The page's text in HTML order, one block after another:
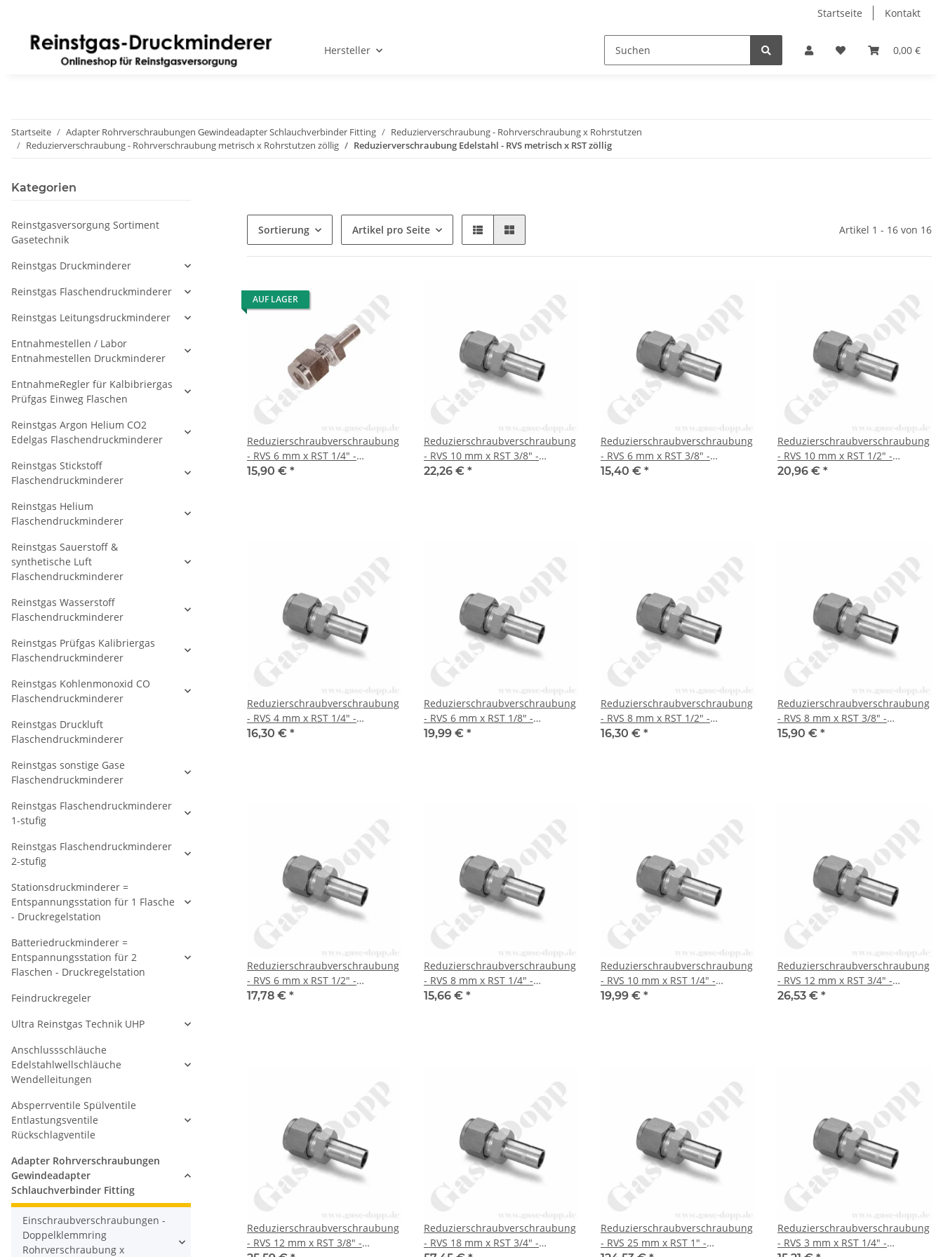
Startseite Kontakt
0,00 €
Hersteller
Startseite Adapter Rohrverschraubungen Gewindeadapter Schlauchverbinder Fitting
Reduzierverschraubung - Rohrverschraubung x Rohrstutzen
Reduzierverschraubung - Rohrverschraubung metrisch x Rohrstutzen zöllig
Reduzierverschraubung Edelstahl - RVS metrisch x RST zöllig
Sortierung Artikel pro Seite Artikel 1 - 16 von 16
AUF LAGER
Reduzierschraubverschraubung
- RVS 6 mm x RST 1/4" -
Doppelklemmring
15,90 € *
Reduzierschraubverschraubung
- RVS 10 mm x RST 3/8" -
Doppelklemmring
22,26 € *
Reduzierschraubverschraubung
- RVS 6 mm x RST 3/8" -
Doppelklemmring
15,40 € *
Reduzierschraubverschraubung
- RVS 10 mm x RST 1/2" -
Doppelklemmring
20,96 € *
Reduzierschraubverschraubung
- RVS 4 mm x RST 1/4" -
Doppelklemmring
16,30 € *
Reduzierschraubverschraubung
- RVS 6 mm x RST 1/8" -
Doppelklemmring
19,99 € *
Reduzierschraubverschraubung
- RVS 8 mm x RST 1/2" -
Doppelklemmring
16,30 € *
Reduzierschraubverschraubung
- RVS 8 mm x RST 3/8" -
Doppelklemmring
15,90 € *
Reduzierschraubverschraubung
- RVS 6 mm x RST 1/2" -
Doppelklemmring
17,78 € *
Reduzierschraubverschraubung
- RVS 8 mm x RST 1/4" -
Doppelklemmring
15,66 € *
Reduzierschraubverschraubung
- RVS 10 mm x RST 1/4" -
Doppelklemmring
19,99 € *
Reduzierschraubverschraubung
- RVS 12 mm x RST 3/4" -
Doppelklemmring
26,53 € *
Reduzierschraubverschraubung
- RVS 12 mm x RST 3/8" -
Reduzierschraubverschraubung
- RVS 18 mm x RST 3/4" -
Reduzierschraubverschraubung
- RVS 25 mm x RST 1" -
Reduzierschraubverschraubung
- RVS 3 mm x RST 1/4" -
Kategorien
Reinstgasversorgung Sortiment
Gasetechnik
Reinstgas Druckminderer
Reinstgas Flaschendruckminderer
Reinstgas Leitungsdruckminderer
Entnahmestellen / Labor
Entnahmestellen Druckminderer
EntnahmeRegler für Kalbibriergas
Prüfgas Einweg Flaschen
Reinstgas Argon Helium CO2
Edelgas Flaschendruckminderer
Reinstgas Stickstoff
Flaschendruckminderer
Reinstgas Helium
Flaschendruckminderer
Reinstgas Sauerstoff &
synthetische Luft
Flaschendruckminderer
Reinstgas Wasserstoff
Flaschendruckminderer
Reinstgas Prüfgas Kalibriergas
Flaschendruckminderer
Reinstgas Kohlenmonoxid CO
Flaschendruckminderer
Reinstgas Druckluft
Flaschendruckminderer
Reinstgas sonstige Gase
Flaschendruckminderer
Reinstgas Flaschendruckminderer
1-stufig
Reinstgas Flaschendruckminderer
2-stufig
Stationsdruckminderer =
Entspannungsstation für 1 Flasche
- Druckregelstation
Batteriedruckminderer =
Entspannungsstation für 2
Flaschen - Druckregelstation
Feindruckregeler
Ultra Reinstgas Technik UHP
Anschlussschläuche
Edelstahlwellschläuche
Wendelleitungen
Absperrventile Spülventile
Entlastungsventile
Rückschlagventile
Adapter Rohrverschraubungen
Gewindeadapter
Schlauchverbinder Fitting
Einschraubverschraubungen -
Doppelklemmring
Rohrverschraubung x